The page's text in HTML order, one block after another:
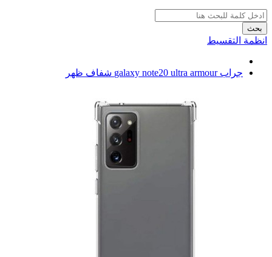
بحث
انظمة التقسيط
جراب galaxy note20 ultra armour شفاف ظهر